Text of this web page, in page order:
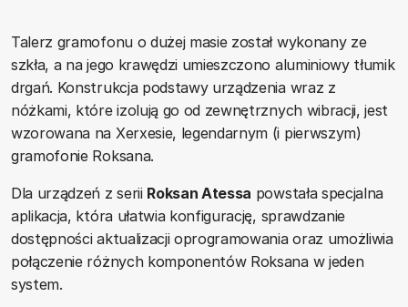
Talerz gramofonu o dużej masie został wykonany ze
szkła, a na jego krawędzi umieszczono aluminiowy tłumik
drgań. Konstrukcja podstawy urządzenia wraz z
nóżkami, które izolują go od zewnętrznych wibracji, jest
wzorowana na Xerxesie, legendarnym (i pierwszym)
gramofonie Roksana.
Dla urządzeń z serii Roksan Atessa powstała specjalna
aplikacja, która ułatwia konfigurację, sprawdzanie
dostępności aktualizacji oprogramowania oraz umożliwia
połączenie różnych komponentów Roksana w jeden
system.